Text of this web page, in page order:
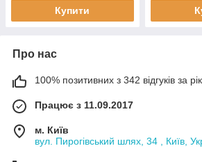
Купити
Про нас
100% позитивних з 342 відгуків за рік
Працює з 11.09.2017
м. Київ
вул. Пирогівський шлях, 34 , Київ,